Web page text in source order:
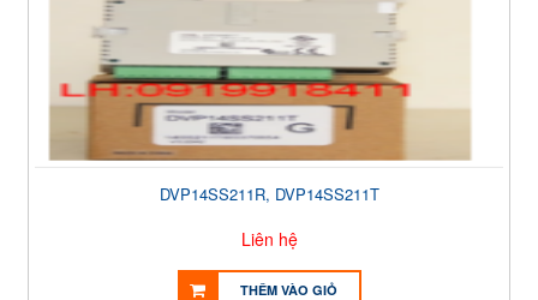
DVP14SS211R, DVP14SS211T
Liên hệ
THÊM VÀO GIỎ